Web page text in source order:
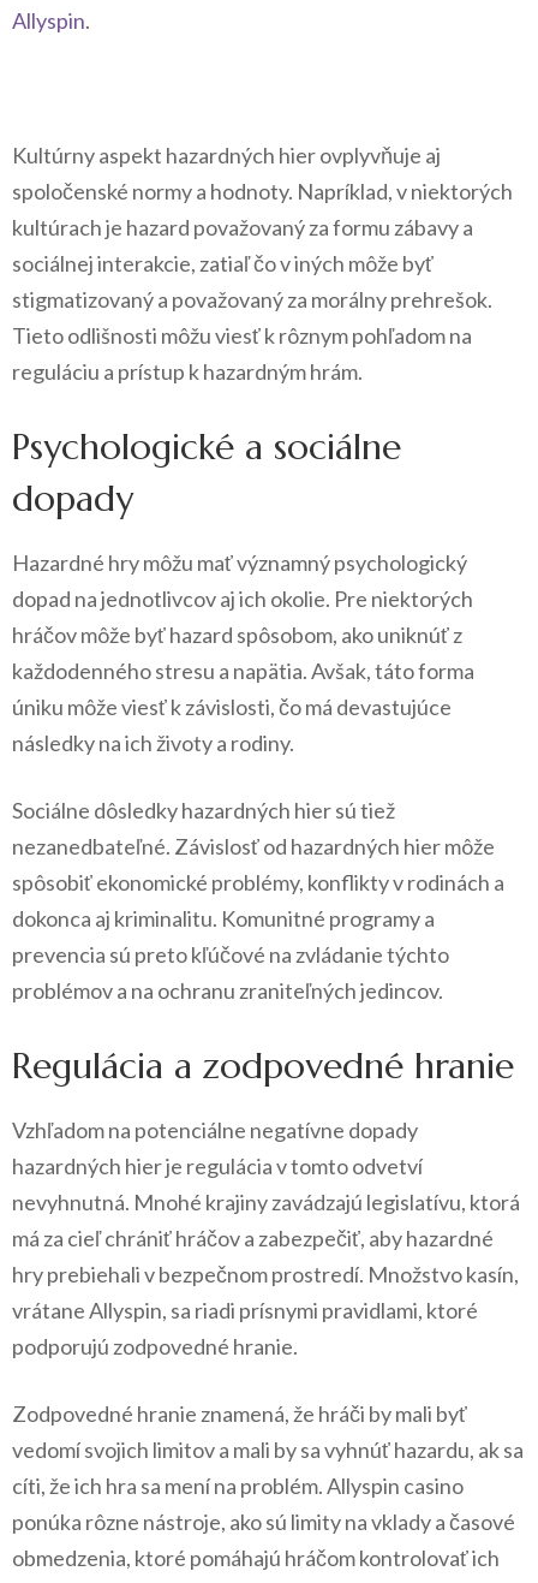
Allyspin.
Kultúrny aspekt hazardných hier ovplyvňuje aj
spoločenské normy a hodnoty. Napríklad, v niektorých
kultúrach je hazard považovaný za formu zábavy a
sociálnej interakcie, zatiaľ čo v iných môže byť
stigmatizovaný a považovaný za morálny prehrešok.
Tieto odlišnosti môžu viesť k rôznym pohľadom na
reguláciu a prístup k hazardným hrám.
Psychologické a sociálne
dopady
Hazardné hry môžu mať významný psychologický
dopad na jednotlivcov aj ich okolie. Pre niektorých
hráčov môže byť hazard spôsobom, ako uniknúť z
každodenného stresu a napätia. Avšak, táto forma
úniku môže viesť k závislosti, čo má devastujúce
následky na ich životy a rodiny.
Sociálne dôsledky hazardných hier sú tiež
nezanedbateľné. Závislosť od hazardných hier môže
spôsobiť ekonomické problémy, konflikty v rodinách a
dokonca aj kriminalitu. Komunitné programy a
prevencia sú preto kľúčové na zvládanie týchto
problémov a na ochranu zraniteľných jedincov.
Regulácia a zodpovedné hranie
Vzhľadom na potenciálne negatívne dopady
hazardných hier je regulácia v tomto odvetví
nevyhnutná. Mnohé krajiny zavádzajú legislatívu, ktorá
má za cieľ chrániť hráčov a zabezpečiť, aby hazardné
hry prebiehali v bezpečnom prostredí. Množstvo kasín,
vrátane Allyspin, sa riadi prísnymi pravidlami, ktoré
podporujú zodpovedné hranie.
Zodpovedné hranie znamená, že hráči by mali byť
vedomí svojich limitov a mali by sa vyhnúť hazardu, ak sa
cíti, že ich hra sa mení na problém. Allyspin casino
ponúka rôzne nástroje, ako sú limity na vklady a časové
obmedzenia, ktoré pomáhajú hráčom kontrolovať ich